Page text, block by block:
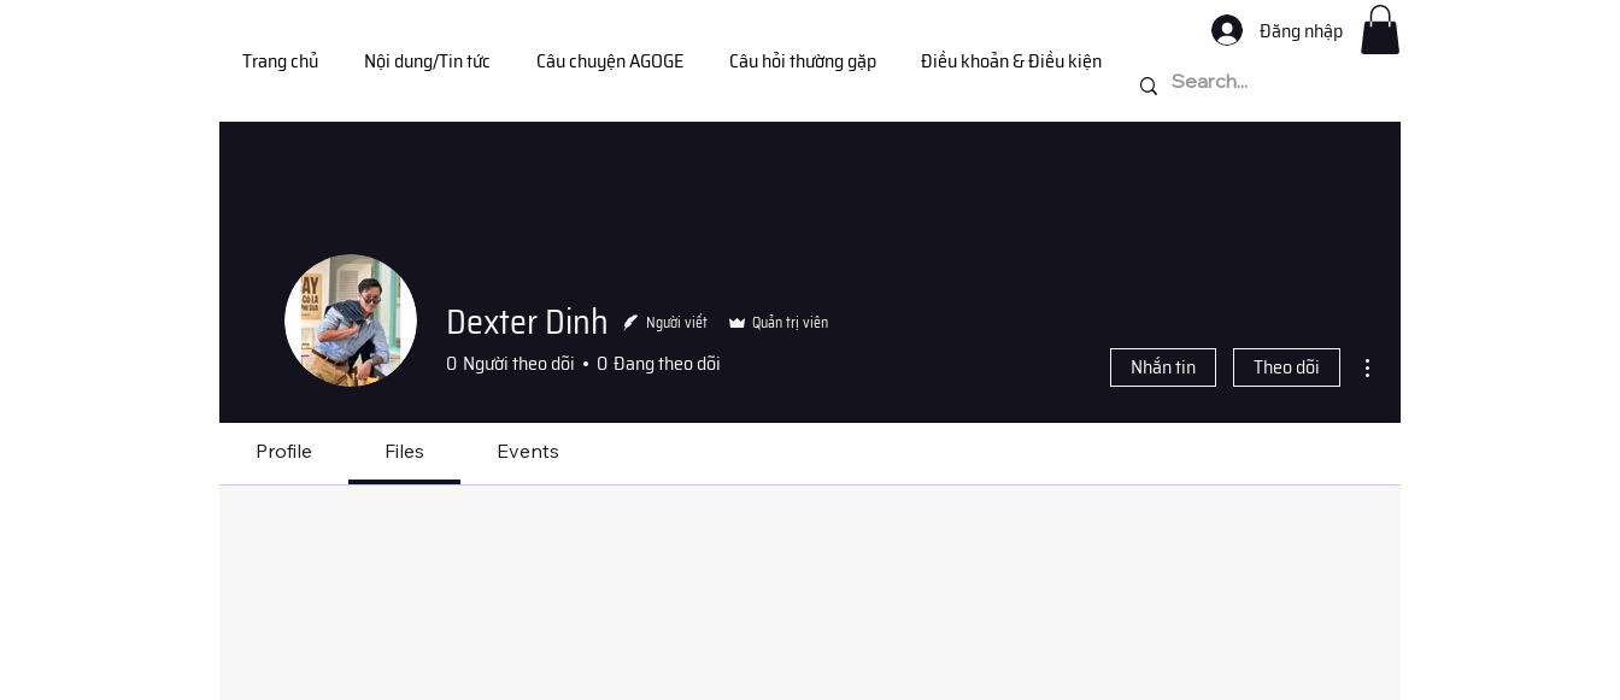
Trang chủ Nội dung/Tin tức Câu chuyện AGOGE Câu hỏi thường gặp Điều khoản & Điều kiện
Đăng nhập
Dexter Dinh Người viết Quản trị viên
0 Người theo dõi 0 Đang theo dõi Nhắn tin Theo dõi
Profile Files Events